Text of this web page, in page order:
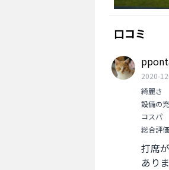
口コミ
2020-
綺麗さ
設備の
コスパ
総合評価
打席
あり